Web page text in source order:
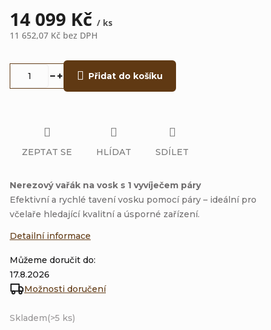
14 099 Kč / ks
11 652,07 Kč bez DPH
Skladem(>5 ks)
Můžeme doručit do:
17.8.2026
Možnosti doručení
Přidat do košíku
Nerezový vařák na vosk s 1 vyvíječem páry
Efektivní a rychlé tavení vosku pomocí páry – ideální pro
včelaře hledající kvalitní a úsporné zařízení.
Detailní informace
ZEPTAT SE HLÍDAT SDÍLET